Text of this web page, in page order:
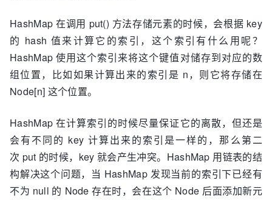
HashMap 在调用 put() 方法存储元素的时候，会根据 key
的 hash 值来计算它的索引，这个索引有什么用呢？
HashMap 使用这个索引来将这个键值对储存到对应的数
组位置，比如如果计算出来的索引是 n，则它将存储在
Node[n] 这个位置。
HashMap 在计算索引的时候尽量保证它的离散，但还是
会有不同的 key 计算出来的索引是一样的，那么第二
次 put 的时候，key 就会产生冲突。HashMap 用链表的结
构解决这个问题，当 HashMap 发现当前的索引下已经有
不为 null 的 Node 存在时，会在这个 Node 后面添加新元